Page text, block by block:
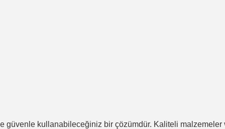
kullanabileceğiniz bir çözümdür. Kaliteli malzemeler